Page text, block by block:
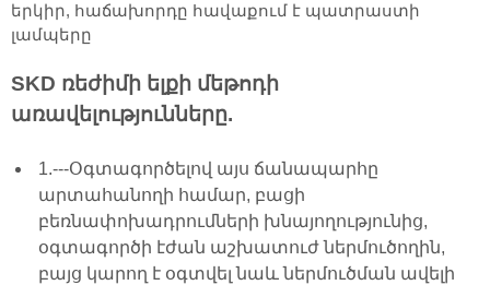
երկիր, հաճախորդը հավաքում է պատրաստի
լամպերը
SKD ռեժիմի ելքի մեթոդի
առավելությունները.
1.---Օգտագործելով այս ճանապարհը
արտահանողի համար, բացի
բեռնափոխադրումների խնայողությունից,
օգտագործի էժան աշխատուժ ներմուծողին,
բայց կարող է օգտվել նաև ներմուծման ավելի